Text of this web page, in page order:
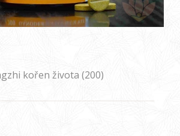
kořen života (200)